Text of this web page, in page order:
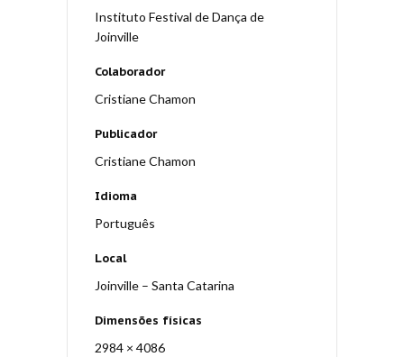
Instituto Festival de Dança de
Joinville
Colaborador
Cristiane Chamon
Publicador
Cristiane Chamon
Idioma
Português
Local
Joinville – Santa Catarina
Dimensões físicas
2984 × 4086